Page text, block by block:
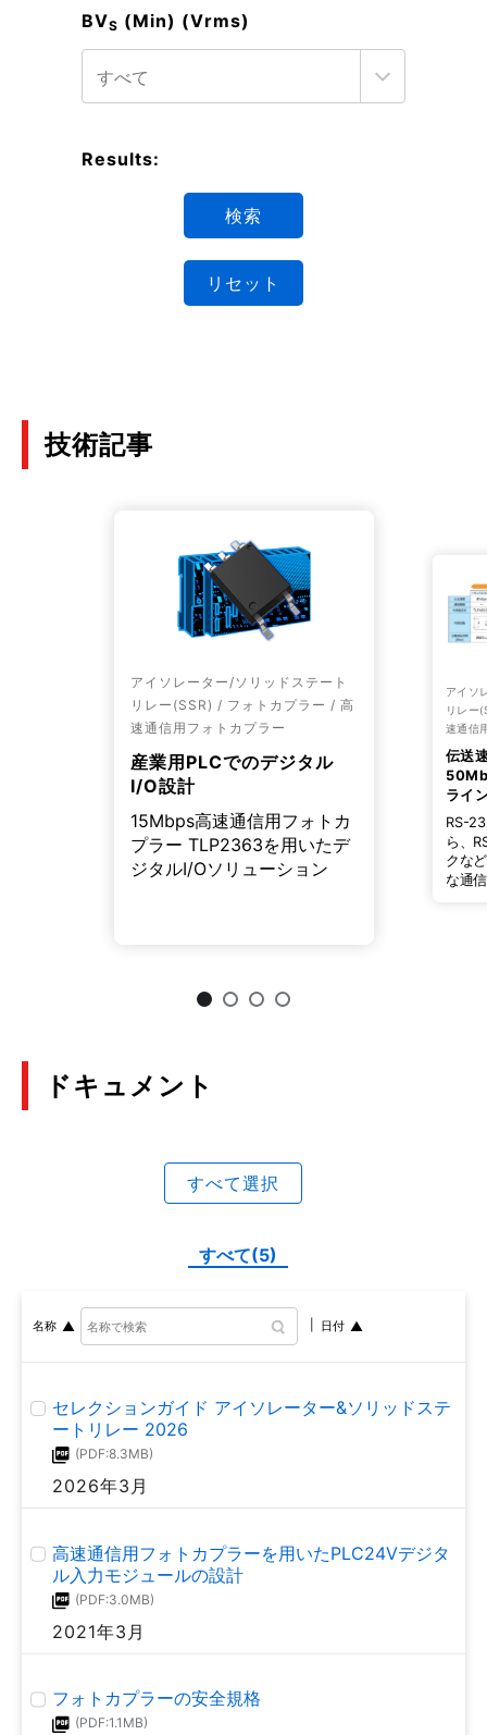
BVS (Min) (Vrms)
Results:
検索
リセット
技術記事
アイソレーター/ソリッドステート
リレー(SSR) / フォトカプラー / 高
速通信用フォトカプラー
産業用PLCでのデジタル
I/O設計
15Mbps高速通信用フォトカ
プラー TLP2363を用いたデ
ジタルI/Oソリューション
アイソ
リレー
速通信
伝送
ライ
RS-
ら、
クな
な通
ドキュメント
すべて選択
すべて(5)
名称 日付
セレクションガイド アイソレーター&ソリッドステ
ートリレー 2026
(PDF:8.3MB)
2026年3月
高速通信用フォトカプラーを用いたPLC24Vデジタ
ル入力モジュールの設計
(PDF:3.0MB)
2021年3月
フォトカプラーの安全規格
(PDF:1.1MB)